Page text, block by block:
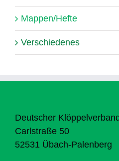
Mappen/Hefte
Verschiedenes
Deutscher
Carlstraße 50
52531 Übach-Palenberg